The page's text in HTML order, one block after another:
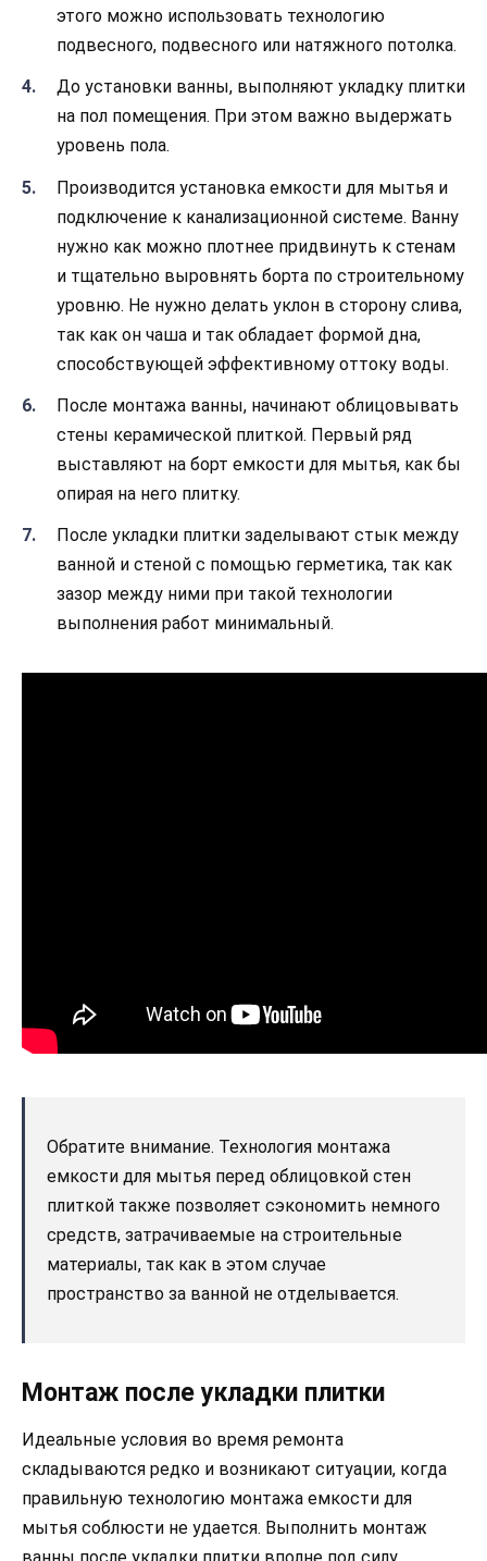
этого можно использовать технологию
подвесного, подвесного или натяжного потолка.
До установки ванны, выполняют укладку плитки
на пол помещения. При этом важно выдержать
уровень пола.
Производится установка емкости для мытья и
подключение к канализационной системе. Ванну
нужно как можно плотнее придвинуть к стенам
и тщательно выровнять борта по строительному
уровню. Не нужно делать уклон в сторону слива,
так как он чаша и так обладает формой дна,
способствующей эффективному оттоку воды.
После монтажа ванны, начинают облицовывать
стены керамической плиткой. Первый ряд
выставляют на борт емкости для мытья, как бы
опирая на него плитку.
После укладки плитки заделывают стык между
ванной и стеной с помощью герметика, так как
зазор между ними при такой технологии
выполнения работ минимальный.
Обратите внимание. Технология монтажа
емкости для мытья перед облицовкой стен
плиткой также позволяет сэкономить немного
средств, затрачиваемые на строительные
материалы, так как в этом случае
пространство за ванной не отделывается.
Монтаж после укладки плитки
Идеальные условия во время ремонта
складываются редко и возникают ситуации, когда
правильную технологию монтажа емкости для
мытья соблюсти не удается. Выполнить монтаж